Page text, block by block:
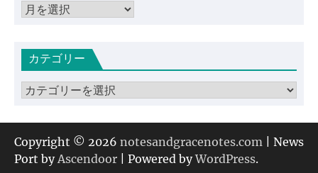
ア
イカテゴリー
カ
ゴ
リ
ー
Copyright © 2026 notesandgracenotes.com | News
Port by Ascendoor | Powered byWordPress.